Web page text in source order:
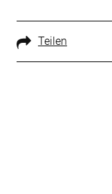
Teilen